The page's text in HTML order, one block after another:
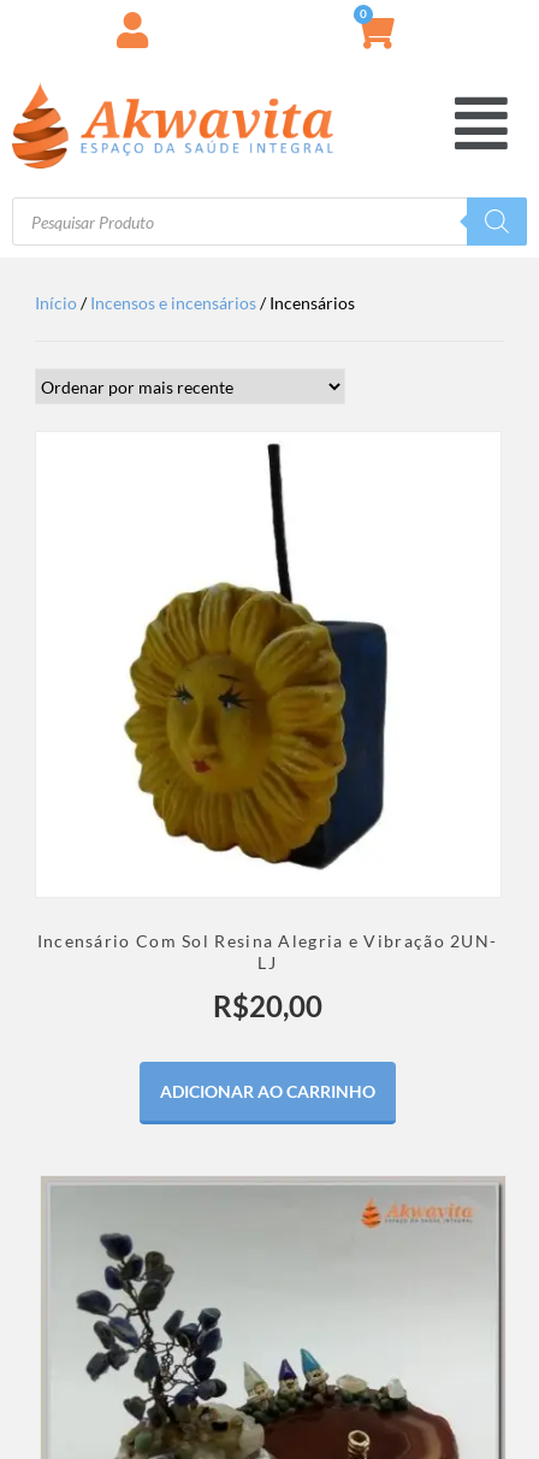
0
Início/Incensos e incensários/ Incensários
Incensário Com Sol Resina Alegria e Vibração 2UN-
LJ
R$20,00
ADICIONAR AO CARRINHO